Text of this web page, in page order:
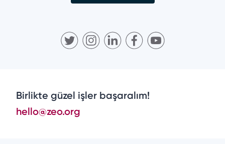
Birlikte güzel işler başaralım!
hello@zeo.org